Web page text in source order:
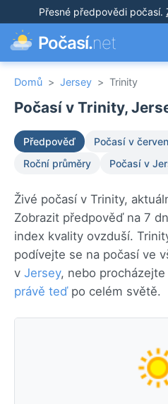
Přesné předpovědi počasí.
Počasí.net
Domů > Jersey > Trinity
Počasí v Trinity,
Předpověď Počasí v
Roční průměry
Počasí v
Živé počasí v Trinity,
Zobrazit předpověď na 7
index kvality ovzduší.
podívejte se na počasí ve
v Jersey, nebo procházejte
právě teďpo celém světě.